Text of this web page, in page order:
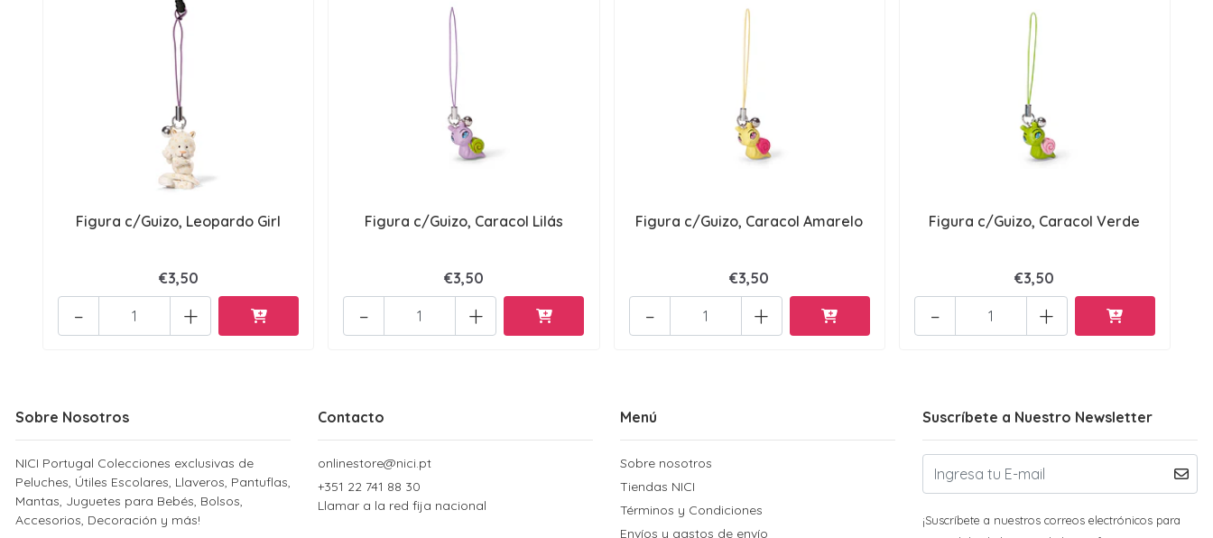
Figura c/Guizo, Leopardo Girl
€3,50
+
-
Figura c/Guizo, Caracol Lilás
€3,50
+
-
Figura c/Guizo, Caracol Amarelo
€3,50
+
-
Figura c/Guizo, Caracol Verde
€3,50
+
-
Sobre Nosotros
NICI Portugal Colecciones exclusivas de
Peluches, Útiles Escolares, Llaveros, Pantuflas,
Mantas, Juguetes para Bebés, Bolsos,
Accesorios, Decoración y más!
Contacto
onlinestore@nici.pt
+351 22 741 88 30
Llamar a la red fija nacional
Menú
Sobre nosotros
Tiendas NICI
Términos y Condiciones
Envíos y gastos de envío
Suscríbete a Nuestro Newsletter
¡Suscríbete a nuestros correos electrónicos para